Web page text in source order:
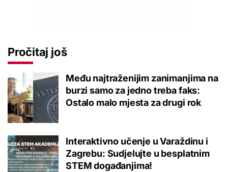
Pročitaj još
Među najtraženijim zanimanjima na
burzi samo za jedno treba faks:
Ostalo malo mjesta za drugi rok
Interaktivno učenje u Varaždinu i
Zagrebu: Sudjelujte u besplatnim
STEM događanjima!